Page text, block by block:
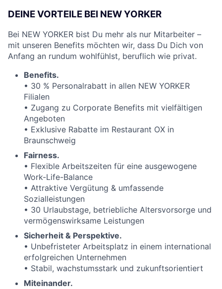
DEINE VORTEILE BEI NEW YORKER
Bei NEW YORKER bist Du mehr als nur Mitarbeiter –
mit unseren Benefits möchten wir, dass Du Dich von
Anfang an rundum wohlfühlst, beruflich wie privat.
Benefits.
• 30 % Personalrabatt in allen NEW YORKER
Filialen
• Zugang zu Corporate Benefits mit vielfältigen
Angeboten
• Exklusive Rabatte im Restaurant OX in
Braunschweig
Fairness.
• Flexible Arbeitszeiten für eine ausgewogene
Work-Life-Balance
• Attraktive Vergütung & umfassende
Sozialleistungen
• 30 Urlaubstage, betriebliche Altersvorsorge und
vermögenswirksame Leistungen
Sicherheit & Perspektive.
• Unbefristeter Arbeitsplatz in einem international
erfolgreichen Unternehmen
• Stabil, wachstumsstark und zukunftsorientiert
Miteinander.